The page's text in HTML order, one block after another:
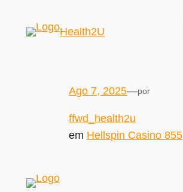
Health2U
Ago 7, 2025—por
ffwd_health2u
em Hellspin Casino 855